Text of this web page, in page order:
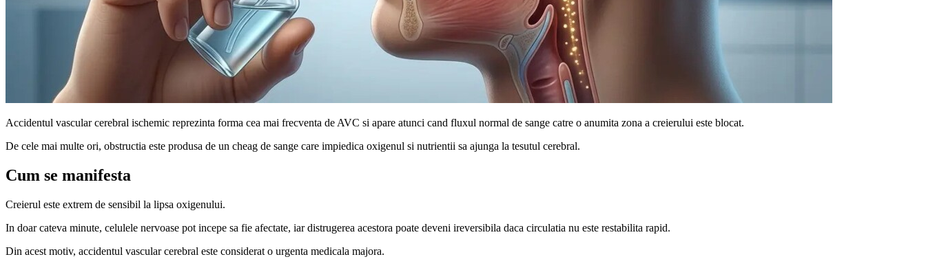
Accidentul vascular cerebral ischemic reprezinta forma cea mai frecventa de AVC si apare atunci cand fluxul normal de sange catre o anumita zona a creierului este blocat.
De cele mai multe ori, obstructia este produsa de un cheag de sange care impiedica oxigenul si nutrientii sa ajunga la tesutul cerebral.
Cum se manifesta
Creierul este extrem de sensibil la lipsa oxigenului.
In doar cateva minute, celulele nervoase pot incepe sa fie afectate, iar distrugerea acestora poate deveni ireversibila daca circulatia nu este restabilita rapid.
Din acest motiv, accidentul vascular cerebral este considerat o urgenta medicala majora.